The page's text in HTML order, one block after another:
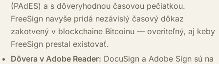
(PAdES) a s dôveryhodnou časovou pečiatkou.
FreeSign navyše pridá nezávislý časový dôkaz
zakotvený v blockchaine Bitcoinu — overiteľný, aj keby
FreeSign prestal existovať.
Dôvera v Adobe Reader: DocuSign a Adobe Sign sú na